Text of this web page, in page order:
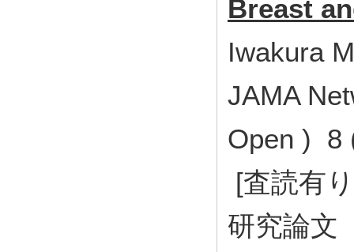
Breast
Iwakura
JAMA
Open ) 8
[査読有
研究論文